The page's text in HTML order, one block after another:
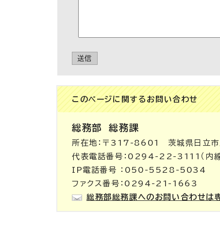
送信
このページに関する お問い合わせ
総務部総務課
所在地：〒317-8601 茨城県日立
代表電話番号：0294-22-3111（内
IP電話番号 ：050-5528-5034
ファクス番号：0294-21-1663
総務部総務課へのお問い合わせは